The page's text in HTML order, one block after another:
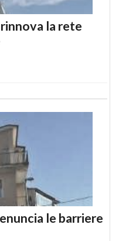
la rete
le barriere